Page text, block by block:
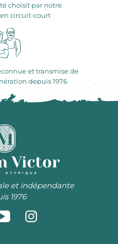
choisit par notre
circuit-court
et transmise de
depuis 1976
ATYPIQUE
et indépendante
1976